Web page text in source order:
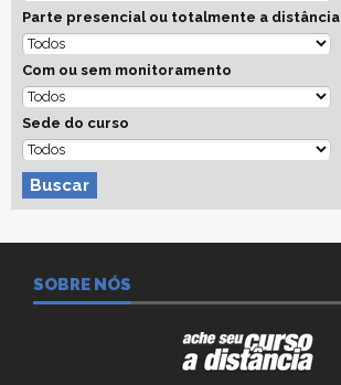
Parte presencial ou totalmente a distância
Com ou sem monitoramento
Sede do curso
Buscar
SOBRE NÓS